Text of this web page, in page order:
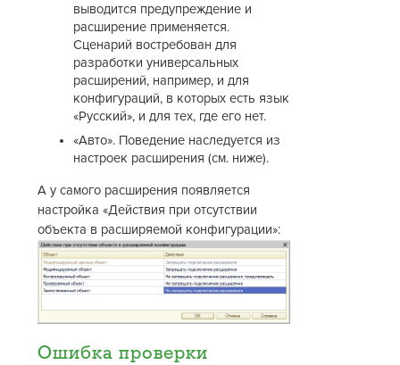
выводится предупреждение и
расширение применяется.
Сценарий востребован для
разработки универсальных
расширений, например, и для
конфигураций, в которых есть язык
«Русский», и для тех, где его нет.
«Авто». Поведение наследуется из
настроек расширения (см. ниже).
А у самого расширения появляется
настройка «Действия при отсутствии
объекта в расширяемой конфигурации»:
Ошибка проверки